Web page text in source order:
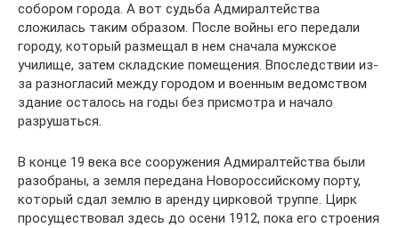
собором города. А вот судьба Адмиралтейства
сложилась таким образом. После войны его передали
городу, который размещал в нем сначала мужское
училище, затем складские помещения. Впоследствии из-
за разногласий между городом и военным ведомством
здание осталось на годы без присмотра и начало
разрушаться.
В конце 19 века все сооружения Адмиралтейства были
разобраны, а земля передана Новороссийскому порту,
который сдал землю в аренду цирковой труппе. Цирк
просуществовал здесь до осени 1912, пока его строения